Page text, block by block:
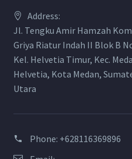
Address:
Jl. Tengku Amir Hamzah
Griya Riatur Indah II Blok B
Kel. Helvetia Timur, Kec.
Helvetia, Kota Medan,
Utara
Phone: +628116369896